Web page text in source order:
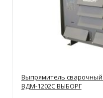
Выпрямитель
ВДМ-1202С ВЫБОРГ